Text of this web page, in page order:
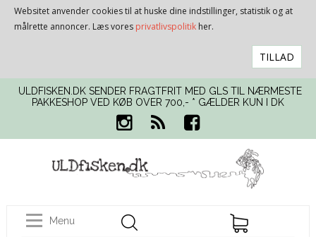
Websitet anvender cookies til at huske dine indstillinger, statistik og at
målrette annoncer. Læs vores privatlivspolitik her.
TILLAD
ULDFISKEN.DK SENDER FRAGTFRIT MED GLS TIL NÆRMESTE
PAKKESHOP VED KØB OVER 700,- * GÆLDER KUN I DK
Menu